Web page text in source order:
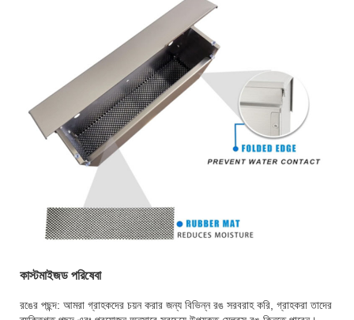
কাস্টমাইজড পরিষেবা
রঙের পছন্দ: আমরা গ্রাহকদের চয়ন করার জন্য বিভিন্ন রঙ সরবরাহ করি, গ্রাহকরা তাদের